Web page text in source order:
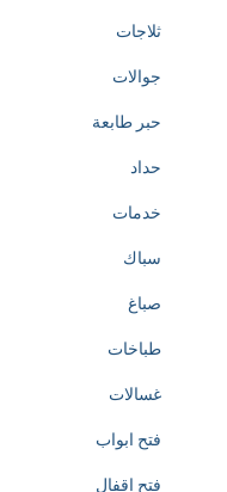
o
h
e
c
e
a
ثلاجات
جوالات
حبر طابعة
حداد
خدمات
سباك
صباغ
طباخات
غسالات
فتح ابواب
فتح اقفال